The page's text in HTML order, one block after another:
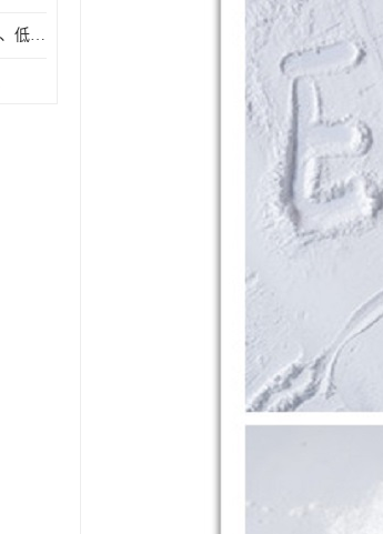
PE粉 热稳定好、低粘度、低熔点